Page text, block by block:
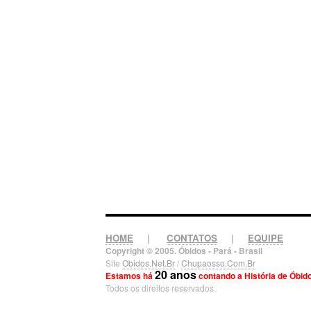
HOME | CONTATOS | EQUIPE
Copyright © 2005. Óbidos - Pará - Brasil
Site Obidos.Net.Br/Chupaosso.Com.Br
Estamos há20 anoscontando a História de
Todos os direitos reservados.